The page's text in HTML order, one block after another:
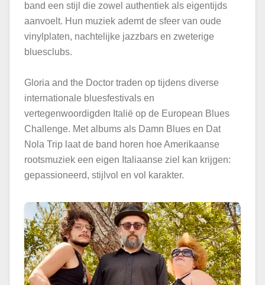
band een stijl die zowel authentiek als eigentijds
aanvoelt. Hun muziek ademt de sfeer van oude
vinylplaten, nachtelijke jazzbars en zweterige
bluesclubs.
Gloria and the Doctor traden op tijdens diverse
internationale bluesfestivals en
vertegenwoordigden Italië op de European Blues
Challenge. Met albums als Damn Blues en Dat
Nola Trip laat de band horen hoe Amerikaanse
rootsmuziek een eigen Italiaanse ziel kan krijgen:
gepassioneerd, stijlvol en vol karakter.